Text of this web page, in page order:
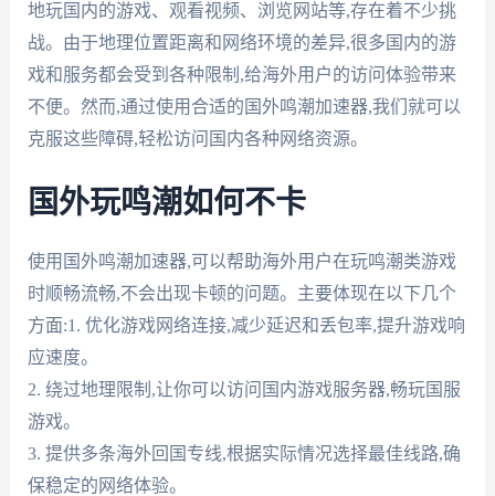
地玩国内的游戏、观看视频、浏览网站等,存在着不少挑
战。由于地理位置距离和网络环境的差异,很多国内的游
戏和服务都会受到各种限制,给海外用户的访问体验带来
不便。然而,通过使用合适的国外鸣潮加速器,我们就可以
克服这些障碍,轻松访问国内各种网络资源。
国外玩鸣潮如何不卡
使用国外鸣潮加速器,可以帮助海外用户在玩鸣潮类游戏
时顺畅流畅,不会出现卡顿的问题。主要体现在以下几个
方面:1. 优化游戏网络连接,减少延迟和丢包率,提升游戏响
应速度。
2. 绕过地理限制,让你可以访问国内游戏服务器,畅玩国服
游戏。
3. 提供多条海外回国专线,根据实际情况选择最佳线路,确
保稳定的网络体验。